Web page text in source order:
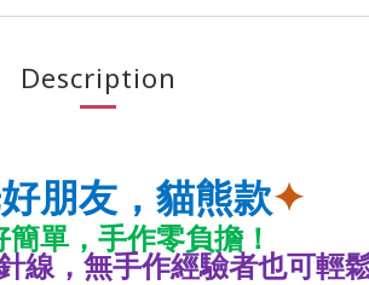
Description
朋友，貓熊款✦
簡單，手作零負擔！
線，無手作經驗者也可輕